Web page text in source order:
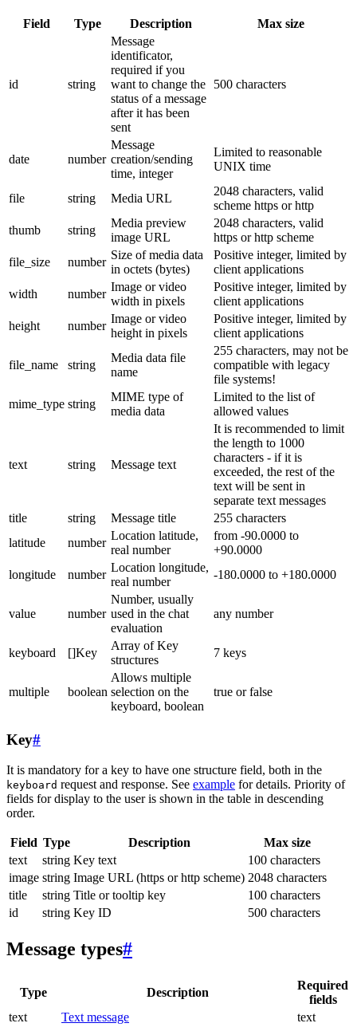
Field Type Description Max size
id string
Message
identificator,
required if you
want to change the
status of a message
after it has been
sent
500 characters
date number
Message
creation/sending
time, integer
Limited to reasonable
UNIX time
file string Media URL
2048 characters, valid
scheme https or http
thumb
string
Media preview
image URL
2048 characters, valid
https or http scheme
file_size
number
Size of media data
in octets (bytes)
Positive integer, limited by
client applications
width
number
Image or video
width in pixels
Positive integer, limited by
client applications
height
number
Image or video
height in pixels
Positive integer, limited by
client applications
file_name string
Media data file
name
255 characters, may not be
compatible with legacy
file systems!
mime_type string
MIME type of
media data
Limited to the list of
allowed values
text string Message text
It is recommended to limit
the length to 1000
characters - if it is
exceeded, the rest of the
text will be sent in
separate text messages
title
string Message title
255 characters
latitude
number
Location latitude,
real number
from -90.0000 to
+90.0000
longitude
number
Location longitude,
real number
-180.0000 to +180.0000
value number
Number, usually
used in the chat
evaluation
any number
keyboard []Key
Array of Key
structures
7 keys
multiple boolean
Allows multiple
selection on the
keyboard, boolean
true or false
Key#
It is mandatory for a key to have one structure field, both in the
keyboard request and response. See example for details. Priority of
fields for display to the user is shown in the table in descending
order.
Field Type Description
Max size
text
string Key text
100 characters
image string Image URL (https or http scheme) 2048 characters
title
string Title or tooltip key
100 characters
id
string Key ID 500 characters
Message types#
Type Description
Required
fields
text
Text message
text